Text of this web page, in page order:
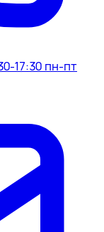
17:30 пн-пт